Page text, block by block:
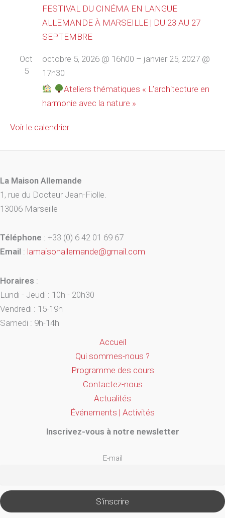
FESTIVAL DU CINÉMA EN LANGUE
ALLEMANDE À MARSEILLE | DU 23 AU 27
SEPTEMBRE
Oct
5
octobre 5, 2026 @ 16h00 – janvier 25, 2027 @
17h30
Ateliers thématiques « L’architecture en
harmonie avec la nature »
Voir le calendrier
La Maison Allemande
1, rue du Docteur Jean-Fiolle.
13006 Marseille
Téléphone : +33 (0) 6 42 01 69 67
Email : lamaisonallemande@gmail.com
Horaires :
Lundi - Jeudi : 10h - 20h30
Vendredi : 15-19h
Samedi : 9h-14h
Accueil
Qui sommes-nous ?
Programme des cours
Contactez-nous
Actualités
Événements | Activités
Inscrivez-vous à notre newsletter
E-mail